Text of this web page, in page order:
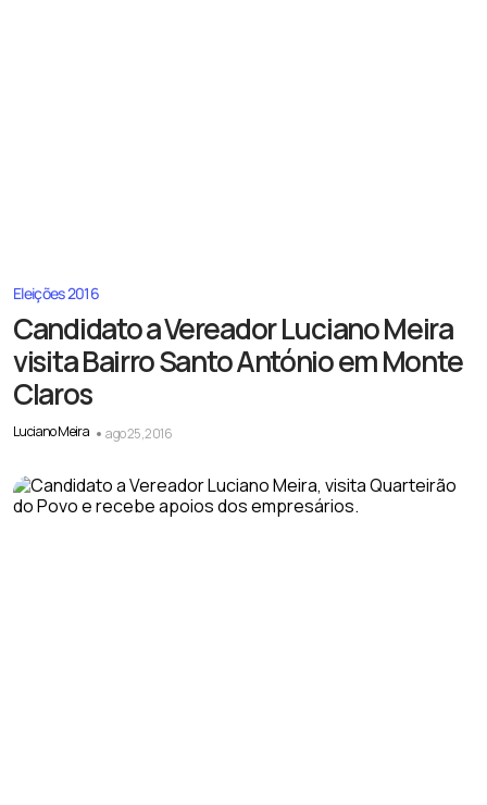
Eleições 2016
Candidato a Vereador Luciano Meira
visita Bairro Santo António em Monte
Claros
Luciano Meira ago 25, 2016